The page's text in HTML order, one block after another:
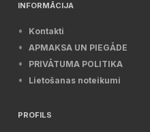
INFORMĀCIJA
Kontakti
APMAKSA UN PIEGĀDE
PRIVĀTUMA POLITIKA
Lietošanas noteikumi
PROFILS